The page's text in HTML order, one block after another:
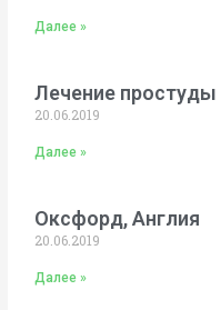
Далее »
Лечение
20.06.2019
Далее »
Оксфорд, Англия
20.06.2019
Далее »